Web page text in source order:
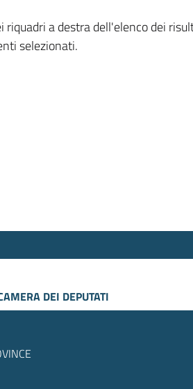
a destra dell'elenco dei
selezionati.
DEI DEPUTATI